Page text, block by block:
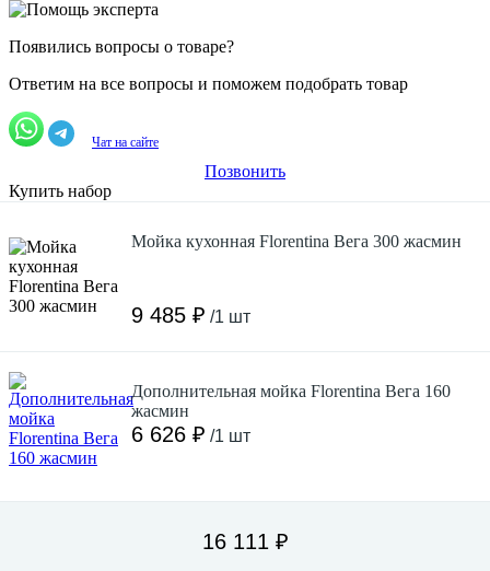
Появились вопросы о товаре?
Ответим на все вопросы и поможем подобрать товар
Чат на сайте
Позвонить
Купить набор
Мойка кухонная Florentina Вега 300 жасмин
9 485 ₽ /1 шт
Дополнительная мойка Florentina Вега 160
жасмин
6 626 ₽ /1 шт
16 111 ₽